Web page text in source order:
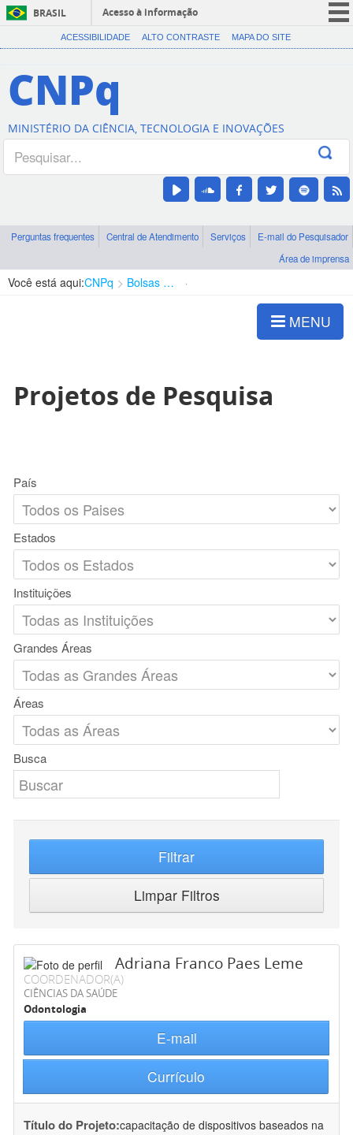
BRASIL
Acesso à informação
CORONAVÍRUS (COVID-19)
Canais
ACESSIBILIDADE ALTO CONTRASTE MAPA DO SITE
CNPq
MINISTÉRIO DA CIÊNCIA, TECNOLOGIA E INOVAÇÕES
Perguntas frequentes Central de Atendimento Serviços
E-mail do Pesquisador
Área de imprensa
Você está aqui:CNPq Bolsas e Auxílios Vigentes
MENU
Projetos de Pesquisa
País
Estados
Instituições
Grandes Áreas
Áreas
Busca
Filtrar
Limpar Filtros
Adriana Franco Paes Leme
COORDENADOR(A)
CIÊNCIAS DA SAÚDE
Odontologia
E-mail
Currículo
Título do Projeto:capacitação de dispositivos baseados na